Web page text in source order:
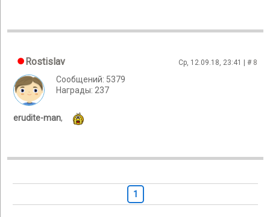
Rostislav Ср, 12.09.18, 23:41 | # 8
Сообщений: 5379
Награды: 237
erudite-man,
1